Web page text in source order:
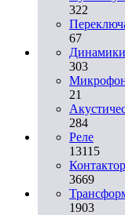
322
67
Динамики
303
21
284
Реле
13115
3669
1903